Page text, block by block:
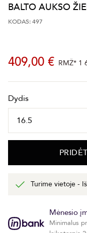
BALTO AUKSO
KODAS: 497
409,00 € RMŽ* 1
Dydis
Turime vietoje -
Mėnesio
Minimalus